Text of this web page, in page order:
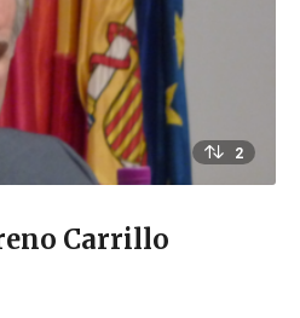
2
Carrillo